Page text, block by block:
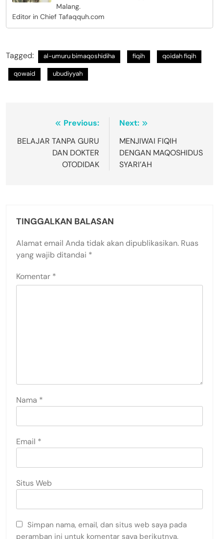
Malang.
Editor in Chief Tafaqquh.com
Tagged: al-umuru bimaqoshidiha fiqih qoidah fiqih
qowaid ubudiyyah
Navigasi
pos
Previous:
BELAJAR TANPA GURU
DAN DOKTER
OTODIDAK
Next:
MENJIWAI FIQIH
DENGAN MAQOSHIDUS
SYARI’AH
TINGGALKAN BALASAN
Alamat email Anda tidak akan dipublikasikan. Ruas
yang wajib ditandai *
Komentar *
Nama *
Email *
Situs Web
Simpan nama, email, dan situs web saya pada
peramban ini untuk komentar saya berikutnya.